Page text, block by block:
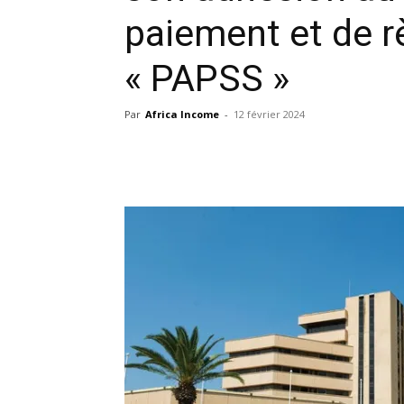
paiement et de
« PAPSS »
Par Africa Income - 12 février 2024